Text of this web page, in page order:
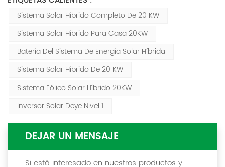
Sistema Solar Híbrido Completo De 20 KW
Sistema Solar Híbrido Para Casa 20KW
Batería Del Sistema De Energía Solar Híbrida
Sistema Solar Híbrido De 20 KW
Sistema Eólico Solar Híbrido 20KW
Inversor Solar Deye Nivel 1
DEJAR UN MENSAJE
Si está interesado en nuestros productos y